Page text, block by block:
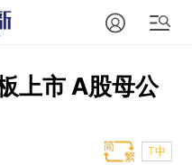
上市 A股母公
T中